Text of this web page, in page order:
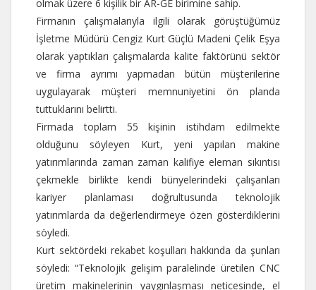
olmak üzere 6 kişilik bir AR-GE birimine sahip.
Firmanın çalışmalarıyla ilgili olarak görüştüğümüz
İşletme Müdürü Cengiz Kurt Güçlü Madeni Çelik Eşya
olarak yaptıkları çalışmalarda kalite faktörünü sektör
ve firma ayrımı yapmadan bütün müşterilerine
uygulayarak müşteri memnuniyetini ön planda
tuttuklarını belirtti.
Firmada toplam 55 kişinin istihdam edilmekte
olduğunu söyleyen Kurt, yeni yapılan makine
yatırımlarında zaman zaman kalifiye eleman sıkıntısı
çekmekle birlikte kendi bünyelerindeki çalışanları
kariyer planlaması doğrultusunda teknolojik
yatırımlarda da değerlendirmeye özen gösterdiklerini
söyledi.
Kurt sektördeki rekabet koşulları hakkında da şunları
söyledi: “Teknolojik gelişim paralelinde üretilen CNC
üretim makinelerinin yaygınlaşması neticesinde, el